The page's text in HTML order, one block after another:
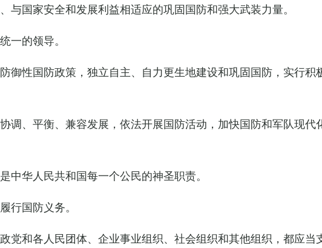
与国家安全和发展利益相适应的巩固国防和强大武装力量。
的领导。
性国防政策，独立自主、自力更生地建设和巩固国防，实行积
调、平衡、兼容发展，依法开展国防活动，加快国防和军队现代
华人民共和国每一个公民的神圣职责。
行国防义务。
党和各人民团体、企业事业组织、社会组织和其他组织，都应当